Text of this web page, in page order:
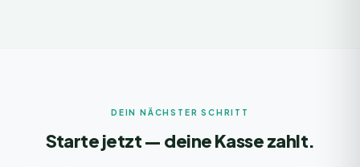
DEIN NÄCHSTER SCHRITT
Starte jetzt — deine Kasse zahlt.